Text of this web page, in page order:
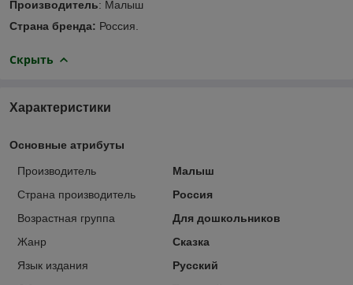
Производитель: Малыш
Страна бренда: Россия.
Скрыть
Характеристики
Основные атрибуты
Производитель
Малыш
Страна производитель
Россия
Возрастная группа
Для дошкольников
Жанр
Сказка
Язык издания
Русский